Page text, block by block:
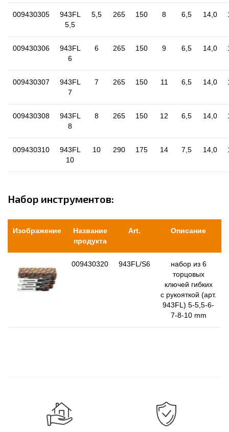
009430305
943FL
5,5
5,5 265 150 8 6,5 14,0
009430306
943FL
6
6 265 150 9 6,5 14,0
009430307
943FL
7
7 265 150 11 6,5 14,0
009430308
943FL
8
8 265 150 12 6,5 14,0
009430310
943FL
10
10 290 175 14 7,5 14,0
Набор инструментов:
Изображение
Название
продукта
Art. Описание
009430320 943FL/S6
набор из 6
торцовых
ключей гибких
с рукояткой (арт.
943FL) 5-5,5-6-
7-8-10 mm